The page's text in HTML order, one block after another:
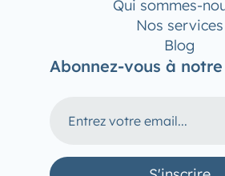
Qui sommes-
Nos services
Blog
Abonnez-vous à